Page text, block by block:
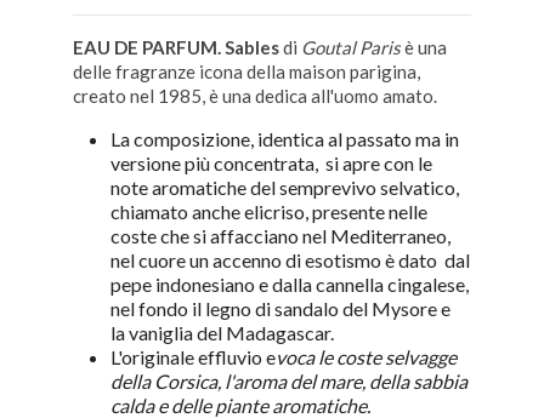
EAU DE PARFUM. Sablesdi Goutal Parisè una
delle fragranze icona della maison parigina,
creato nel 1985, è una dedica all'uomo amato.
La composizione, identica al passato ma in
versione più concentrata, si apre con le
note aromatiche del semprevivo selvatico,
chiamato anche elicriso, presente nelle
coste che si affacciano nel Mediterraneo,
nel cuore un accenno di esotismo è dato dal
pepe indonesiano e dalla cannella cingalese,
nel fondo il legno di sandalo del Mysore e
la vaniglia del Madagascar.
L'originale effluvio evoca le coste selvagge
della Corsica, l'aroma del mare, della sabbia
calda e delle piante aromatiche.